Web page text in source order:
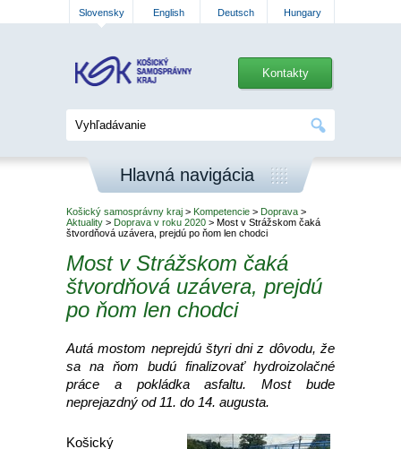
Slovensky English Deutsch Hungary
Kontakty
Hlavná navigácia
Košický samosprávny kraj > Kompetencie > Doprava >
Aktuality > Doprava v roku 2020 > Most v Strážskom čaká
štvordňová uzávera, prejdú po ňom len chodci
Most v Strážskom čaká
štvordňová uzávera, prejdú
po ňom len chodci
Autá mostom neprejdú štyri dni z dôvodu, že
sa na ňom budú finalizovať hydroizolačné
práce a pokládka asfaltu. Most bude
neprejazdný od 11. do 14. augusta.
Košický